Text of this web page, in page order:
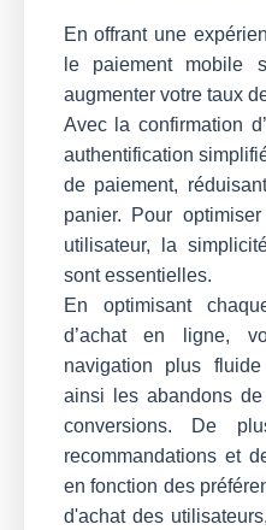
En offrant une
le paiement mobile
augmenter votre taux
Avec la confirmation
authentification
de paiement,
panier. Pour
utilisateur, la
sont essentielles.
En optimisant
d’achat en ligne,
navigation plus
ainsi les abandons
conversions. De
recommandations et
en fonction des
d'achat des